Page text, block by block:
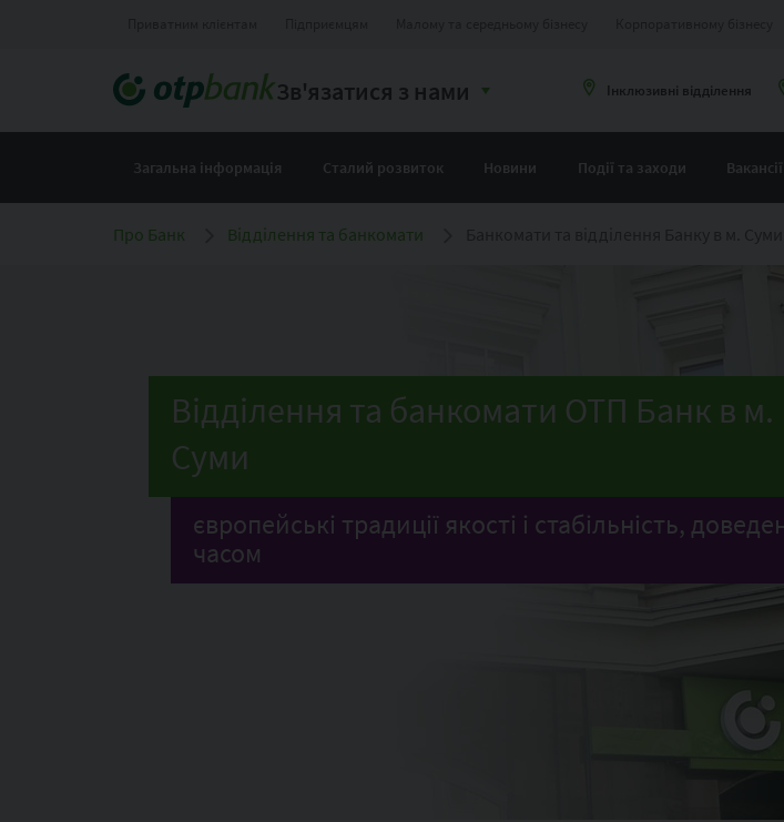
Зв'язатися з нами Інклюзивні відділення
Загальна інформація Сталий розвиток Новини Події та заходи Вакансії
Про Банк Відділення та банкомати
Відділення та банкомати ОТП Банк в м.
Суми
європейські традиції якості і стабільність,
часом